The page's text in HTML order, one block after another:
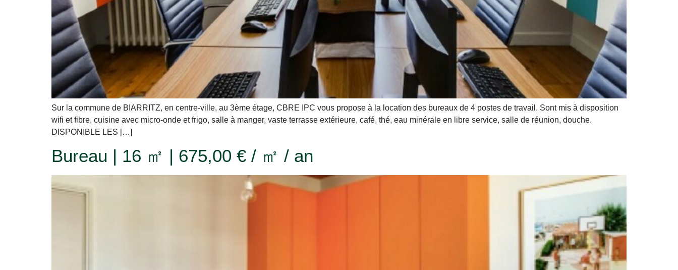
Sur la commune de BIARRITZ, en centre-ville, au 3ème étage, CBRE IPC vous propose à la location des bureaux de 4 postes de travail. Sont mis à disposition
wifi et fibre, cuisine avec micro-onde et frigo, salle à manger, vaste terrasse extérieure, café, thé, eau minérale en libre service, salle de réunion, douche.
DISPONIBLE LES […]
Bureau | 16 ㎡ | 675,00 € / ㎡ / an